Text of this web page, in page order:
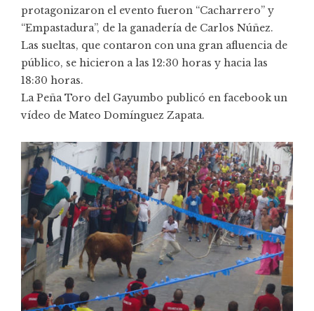
protagonizaron el evento fueron “Cacharrero” y
“Empastadura”, de la ganadería de Carlos Núñez.
Las sueltas, que contaron con una gran afluencia de
público, se hicieron a las 12:30 horas y hacia las
18:30 horas.
La Peña Toro del Gayumbo publicó en facebook un
vídeo de Mateo Domínguez Zapata.